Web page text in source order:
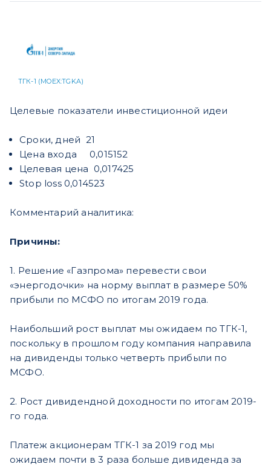
ТГК-1 (MOEX:TGKA)
Целевые показатели инвестиционной идеи
Сроки, дней 21
Цена входа 0,015152
Целевая цена 0,017425
Stop loss 0,014523
Комментарий аналитика:
Причины:
1. Решение «Газпрома» перевести свои
«энергодочки» на норму выплат в размере 50%
прибыли по МСФО по итогам 2019 года.
Наибольший рост выплат мы ожидаем по ТГК-1,
поскольку в прошлом году компания направила
на дивиденды только четверть прибыли по
МСФО.
2. Рост дивидендной доходности по итогам 2019-
го года.
Платеж акционерам ТГК-1 за 2019 год мы
ожидаем почти в 3 раза больше дивиденда за